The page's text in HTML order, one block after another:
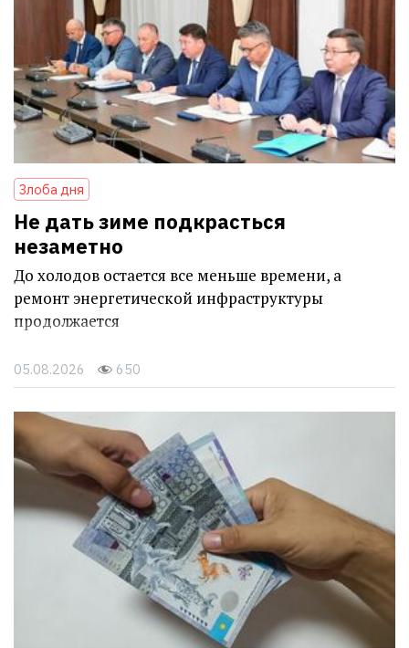
Злоба дня
Не дать зиме подкрасться
незаметно
До холодов остается все меньше времени, а
ремонт энергетической инфраструктуры
продолжается
05.08.2026 650